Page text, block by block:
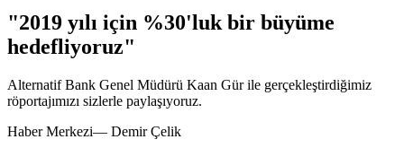
"2019 yılı için %30'luk bir büyüme
hedefliyoruz"
Alternatif Bank Genel Müdürü Kaan Gür ile gerçekleştirdiğimiz
röportajımızı sizlerle paylaşıyoruz.
Haber Merkezi— Demir Çelik